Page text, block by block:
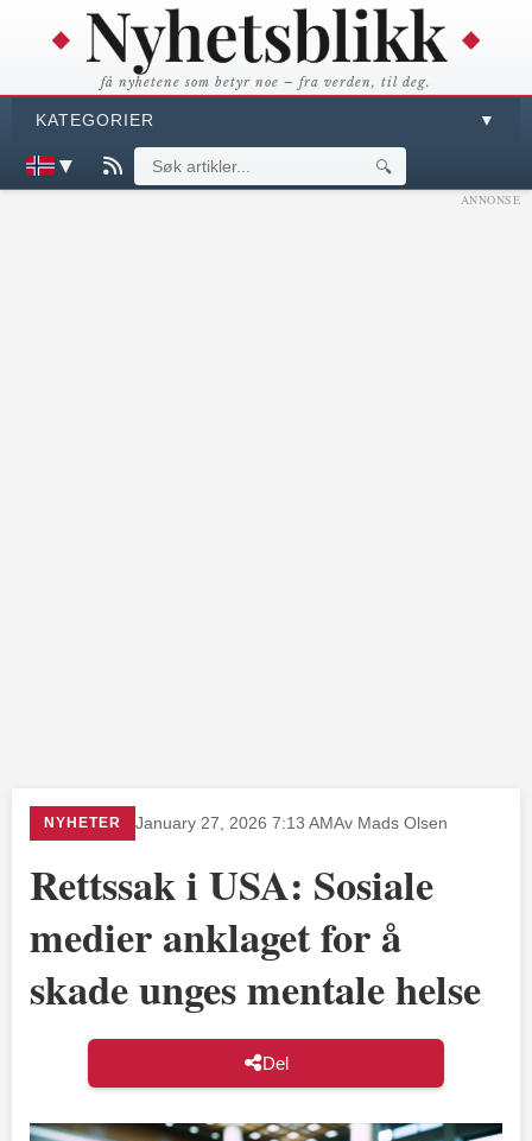
få nyhetene som betyr noe – fra verden, til deg.
KATEGORIER ▼
▼ 🔍
ANNONSE
NYHETER January 27, 2026 7:13 AMAv Mads Olsen
Rettssak i USA: Sosiale
medier anklaget for å
skade unges mentale helse
Del